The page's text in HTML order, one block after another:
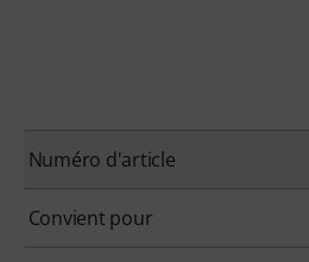
Numéro d'article
Convient pour